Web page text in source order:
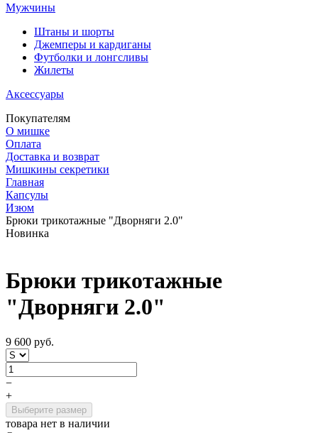
Мужчины
Штаны и шорты
Джемперы и кардиганы
Футболки и лонгсливы
Жилеты
Аксессуары
Покупателям
О мишке
Оплата
Доставка и возврат
Мишкины секретики
Главная
Капсулы
Изюм
Брюки трикотажные "Дворняги 2.0"
Новинка
Брюки трикотажные
"Дворняги 2.0"
9 600 руб.
−
+
Выберите размер
товара нет в наличии